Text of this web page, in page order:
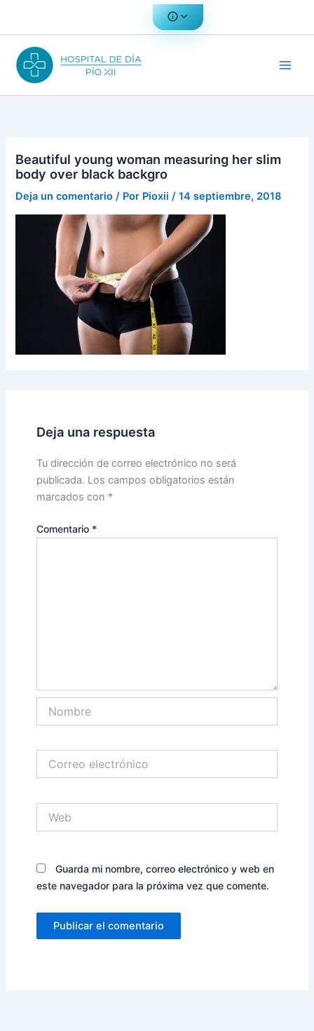
Beautiful young woman measuring her slim
body over black backgro
Deja un comentario / Por Pioxii/14 septiembre, 2018
Deja una respuesta
Tu dirección de correo electrónico no será
publicada. Los campos obligatorios están
marcados con *
Comentario *
electrónico
Guarda mi nombre, correo electrónico y web en
este navegador para la próxima vez que comente.